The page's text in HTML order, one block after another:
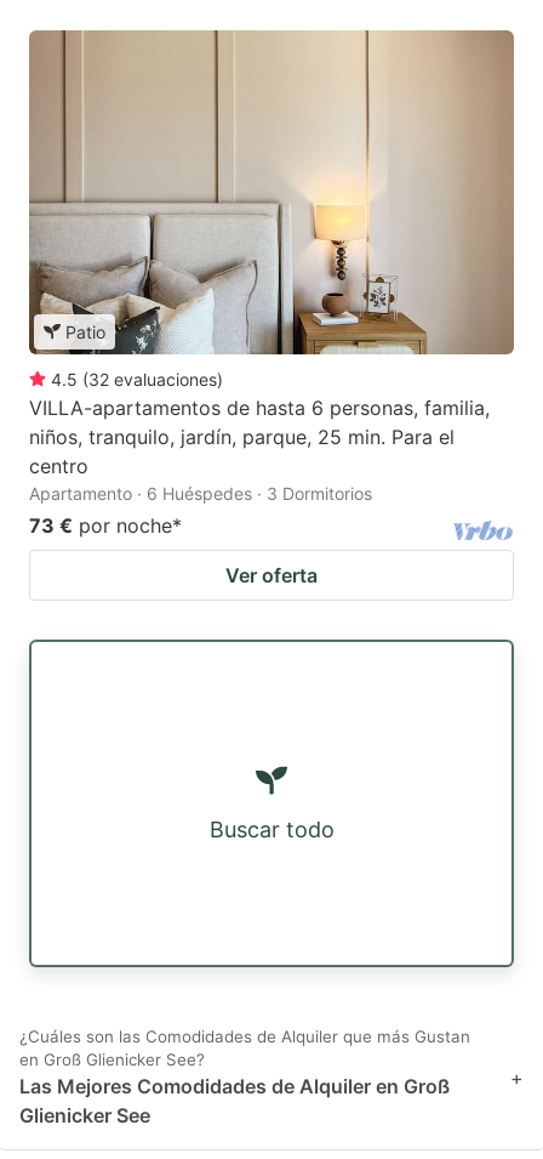
Patio
4.5 (32 evaluaciones)
VILLA-apartamentos de hasta 6 personas, familia,
niños, tranquilo, jardín, parque, 25 min. Para el
centro
Apartamento · 6 Huéspedes · 3 Dormitorios
73 € por noche*
Ver oferta
Buscar todo
¿Cuáles son las Comodidades de Alquiler que más Gustan
en Groß Glienicker See?
Las Mejores Comodidades de Alquiler en Groß
Glienicker See
+